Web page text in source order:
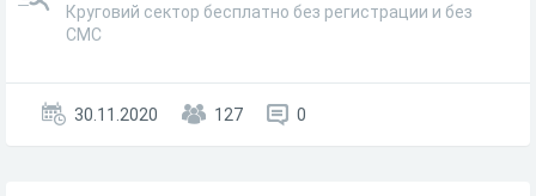
Круговий сектор бесплатно без регистрации и без
СМС
30.11.2020 127 0